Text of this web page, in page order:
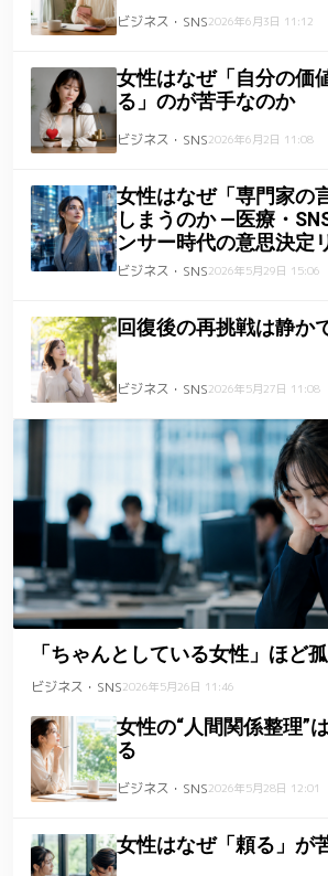
ビジネス・SNS2026年6月3日 11:12
女性はなぜ「自分の価
る」のが苦手なのか
ビジネス・SNS2026年6月2日 11:08
女性はなぜ「専門家の
しまうのか ―医療・
ンサー時代の意思決定
ビジネス・SNS2026年5月29日 15:06
回復後の再挑戦は静か
ビジネス・SNS2026年5月27日 11:08
「ちゃんとしている女性」ほど
ビジネス・SNS2026年5月26日 11:46
女性の“人間関係整理”
る
ビジネス・SNS2026年5月28日 12:01
女性はなぜ「頼る」が